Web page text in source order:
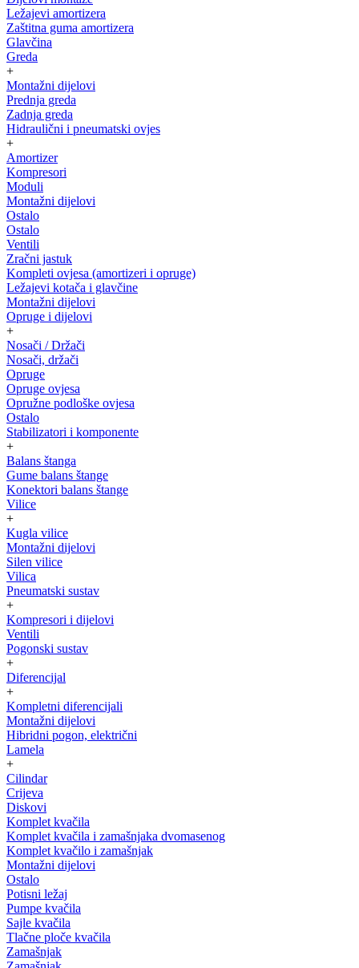
Ležajevi amortizera
Zaštitna guma amortizera
Glavčina
Greda
+
Montažni dijelovi
Prednja greda
Zadnja greda
Hidraulični i pneumatski ovjes
+
Amortizer
Kompresori
Moduli
Montažni dijelovi
Ostalo
Ostalo
Ventili
Zračni jastuk
Kompleti ovjesa (amortizeri i opruge)
Ležajevi kotača i glavčine
Montažni dijelovi
Opruge i dijelovi
+
Nosači / Držači
Nosači, držači
Opruge
Opruge ovjesa
Opružne podloške ovjesa
Ostalo
Stabilizatori i komponente
+
Balans štanga
Gume balans štange
Konektori balans štange
Vilice
+
Kugla vilice
Montažni dijelovi
Silen vilice
Vilica
Pneumatski sustav
+
Kompresori i dijelovi
Ventili
Pogonski sustav
+
Diferencijal
+
Kompletni diferencijali
Montažni dijelovi
Hibridni pogon, električni
Lamela
+
Cilindar
Crijeva
Diskovi
Komplet kvačila
Komplet kvačila i zamašnjaka dvomasenog
Komplet kvačilo i zamašnjak
Montažni dijelovi
Ostalo
Potisni ležaj
Pumpe kvačila
Sajle kvačila
Tlačne ploče kvačila
Zamašnjak